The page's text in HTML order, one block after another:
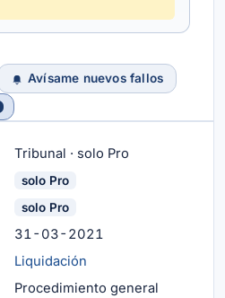
Avísame nuevos fallos
Tribunal · solo Pro
solo Pro
solo Pro
31-03-2021
Liquidación
Procedimiento general